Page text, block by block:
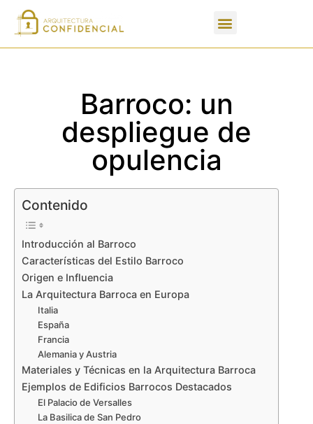
Barroco: un
despliegue de
opulencia
Contenido
Introducción al Barroco
Características del Estilo Barroco
Origen e Influencia
La Arquitectura Barroca en Europa
Italia
España
Francia
Alemania y Austria
Materiales y Técnicas en la Arquitectura Barroca
Ejemplos de Edificios Barrocos Destacados
El Palacio de Versalles
La Basilica de San Pedro